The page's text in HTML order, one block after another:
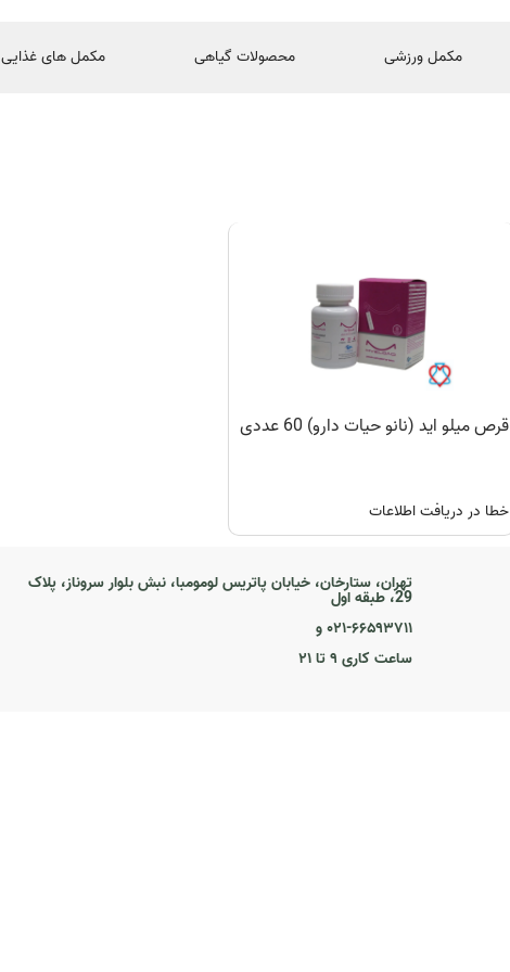
مکمل ورزشی محصولات گیاهی مکمل های غذایی
قرص میلو اید (نانو حیات دارو) 60 عددی
خطا در دریافت اطلاعات
تهران، ستارخان، خیابان پاتریس لومومبا، نبش بلوار سروناز، پلاک
29، طبقه اول
۰۲۱-۶۶۵۹۳۷۱۱ و
ساعت کاری ۹ تا ۲۱